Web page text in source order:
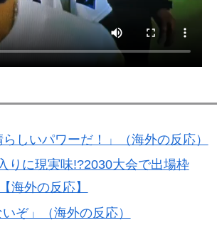
うやく信じた」
さい」→「これはすごいわ」「こうい
ない」サンタ映画最大の設定の
い」→「これはすごいわ」「こうい
れがまさに経験値である」
しいパワーだ！」（海外の反応）
りに現実味!?2030大会で出場枠
海外の反応】
ぞ」（海外の反応）